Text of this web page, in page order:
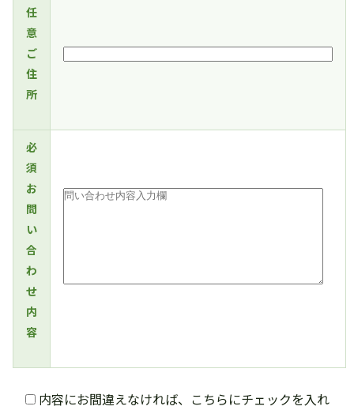
任
意
ご
住
所
必
須
お
問
い
合
わ
せ
内
容
内容にお間違えなければ、こちらにチェックを入れ